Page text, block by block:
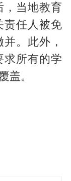
，当地教育
责任人被免
。此外，
求所有的学
盖。